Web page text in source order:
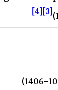
[3]
[4]